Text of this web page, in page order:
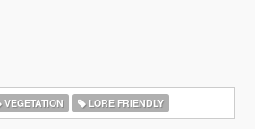
VEGETATION LORE FRIENDLY